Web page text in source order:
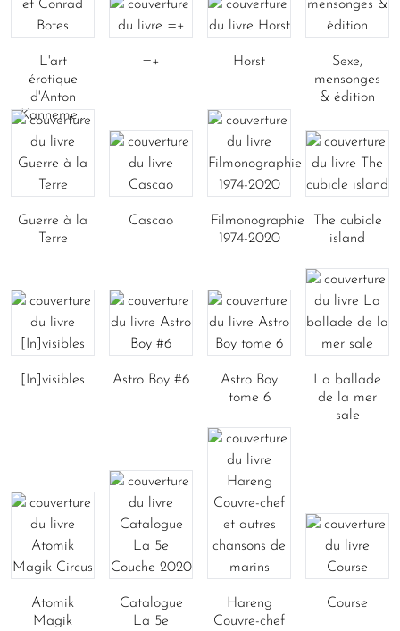
L'art
érotique
d'Anton
Kanneme...
=+ Horst
Sexe,
mensonges
& édition
Guerre à la
Terre
Cascao
Filmonographie
1974-2020
The cubicle
island
[In]visibles Astro Boy #6
Astro Boy
tome 6
La ballade
de la mer
sale
Atomik
Magik
Catalogue
La 5e
Hareng
Couvre-chef
Course